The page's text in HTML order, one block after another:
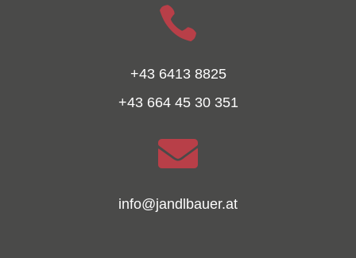

+43 6413 8825
+43 664 45 30 351

info@jandlbauer.at